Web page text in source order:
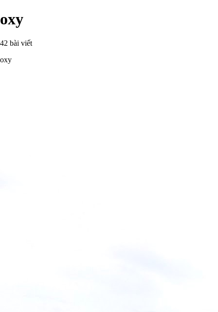
oxy
42 bài viết
oxy